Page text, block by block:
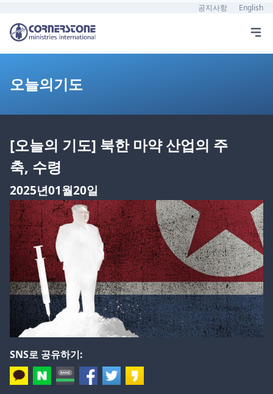
공지사항 English
오늘의기도
[오늘의 기도] 북한 마약 산업의 주
축, 수령
2025년01월20일
SNS로 공유하기: